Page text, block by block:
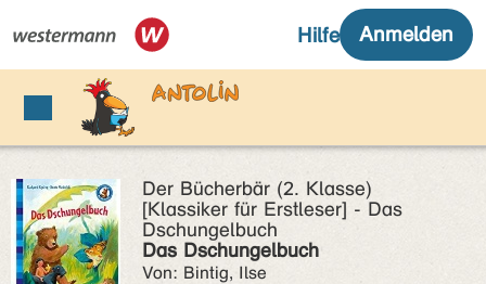
Der Bücherbär (2. Klasse)
[Klassiker für Erstleser] - Das
Dschungelbuch
Das Dschungelbuch
Von: Bintig, Ilse